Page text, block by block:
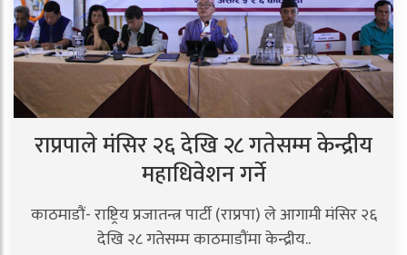
राप्रपाले मंसिर २६ देखि २८ गतेसम्म केन्द्रीय
महाधिवेशन गर्ने
काठमाडौं- राष्ट्रिय प्रजातन्त्र पार्टी (राप्रपा) ले आगामी मंसिर २६
देखि २८ गतेसम्म काठमाडौंमा केन्द्रीय..